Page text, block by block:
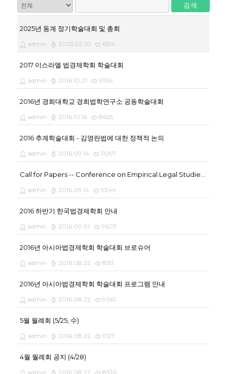
검색
2025년 동계 정기학술대회 및 총회
admin 2025.02.10 6514
2017 이스라엘 법경제학회 학술대회
admin 2016.10.21 9356
2016년 경희대학교 경희법학연구소 공동학술대회
admin 2016.10.16 8625
2016 추계학술대회 - 김영란법에 대한 정책적 논의
admin 2016.09.14 11097
admin 2016.09.14 9344
2016 하반기 한국법경제학회 안내
admin 2016.09.01 9607
2016년 아시아법경제학회 학술대회 브로슈어
admin 2016.08.22 8511
2016년 아시아법경제학회 학술대회 프로그램 안내
admin 2016.08.22 9061
5월 월례회 (5/25, 수)
admin 2016.08.22 9127
4월 월례회 공지 (4/28)
admin 2016.08.22 8576